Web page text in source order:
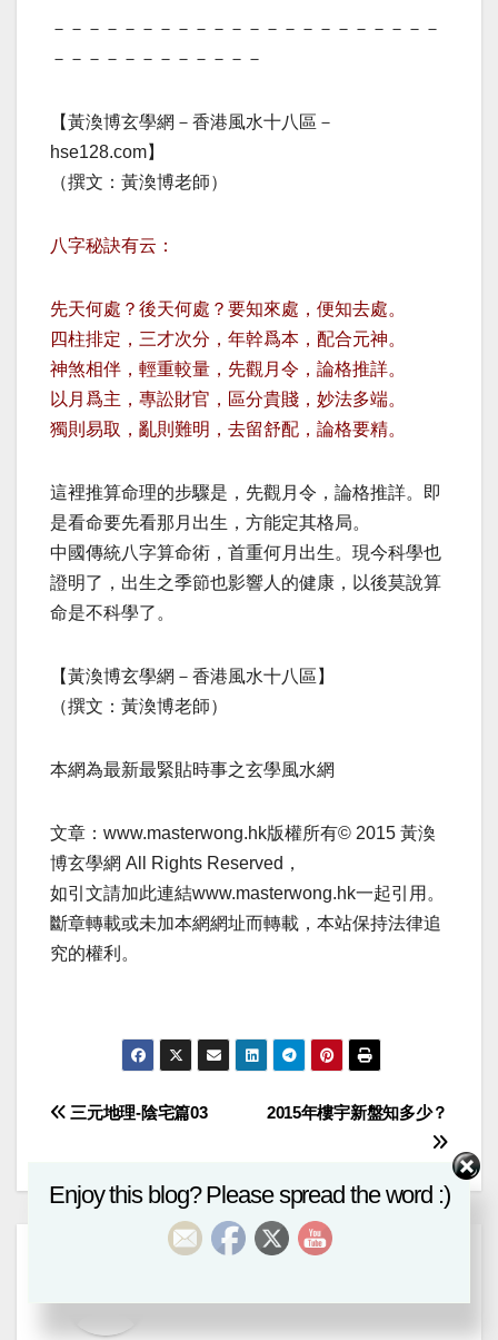
－－－－－－－－－－－－－－－－－－－－－－
－－－－－－－－－－－－
【黃渙博玄學網－香港風水十八區－
hse128.com】
（撰文：黃渙博老師）
八字秘訣有云：
先天何處？後天何處？要知來處，便知去處。
四柱排定，三才次分，年幹爲本，配合元神。
神煞相伴，輕重較量，先觀月令，論格推詳。
以月爲主，專訟財官，區分貴賤，妙法多端。
獨則易取，亂則難明，去留舒配，論格要精。
這裡推算命理的步驟是，先觀月令，論格推詳。即
是看命要先看那月出生，方能定其格局。
中國傳統八字算命術，首重何月出生。現今科學也
證明了，出生之季節也影響人的健康，以後莫說算
命是不科學了。
【黃渙博玄學網－香港風水十八區】
（撰文：黃渙博老師）
本網為最新最緊貼時事之玄學風水網
文章：www.masterwong.hk版權所有© 2015 黃渙
博玄學網 All Rights Reserved，
如引文請加此連結www.masterwong.hk一起引用。
斷章轉載或未加本網網址而轉載，本站保持法律追
究的權利。
Post
2015年樓宇新盤知多少？
三元地理-陰宅篇03
Enjoy this blog? Please spread the word :)